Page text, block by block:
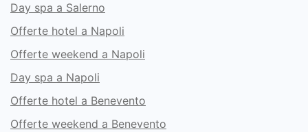
Day spa a Salerno
Offerte hotel a Napoli
Offerte weekend a Napoli
Day spa a Napoli
Offerte hotel a Benevento
Offerte weekend a Benevento